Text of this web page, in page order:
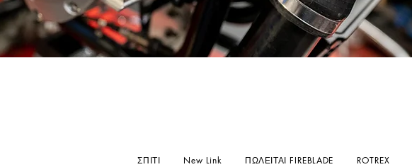
ΣΠΙΤΙ New Link ΠΩΛΕΙΤΑΙ FIREBLADE ROTREX